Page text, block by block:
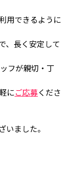
用できるように
、長く安定して
フが親切・丁
にご応募くださ
ました。